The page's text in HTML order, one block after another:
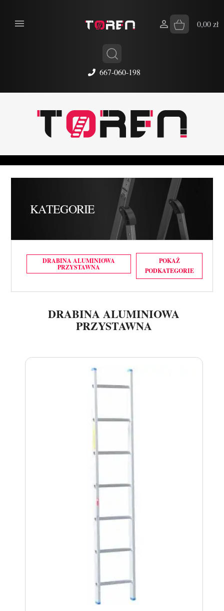
667-060-198
 0,00 zł

KATEGORIE
DRABINA ALUMINIOWA
PRZYSTAWNA
POKAŻ
PODKATEGORIE
DRABINY PRZYSTAWNE DRABEX TP 2000
DRABINY PRZYSTAWNE DRABEX TP 2300
DRABINY PRZYSTAWNE FARAONE SAS
DRABINA ALUMINIOWA
PRZYSTAWNA